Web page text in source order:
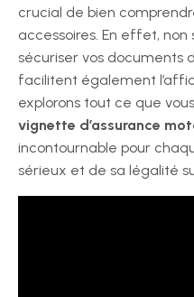
crucial de bien
accessoires. En effet,
sécuriser vos documents
facilitent également
explorons tout ce que
vignette d’assurance
incontournable pour
sérieux et de sa légalité